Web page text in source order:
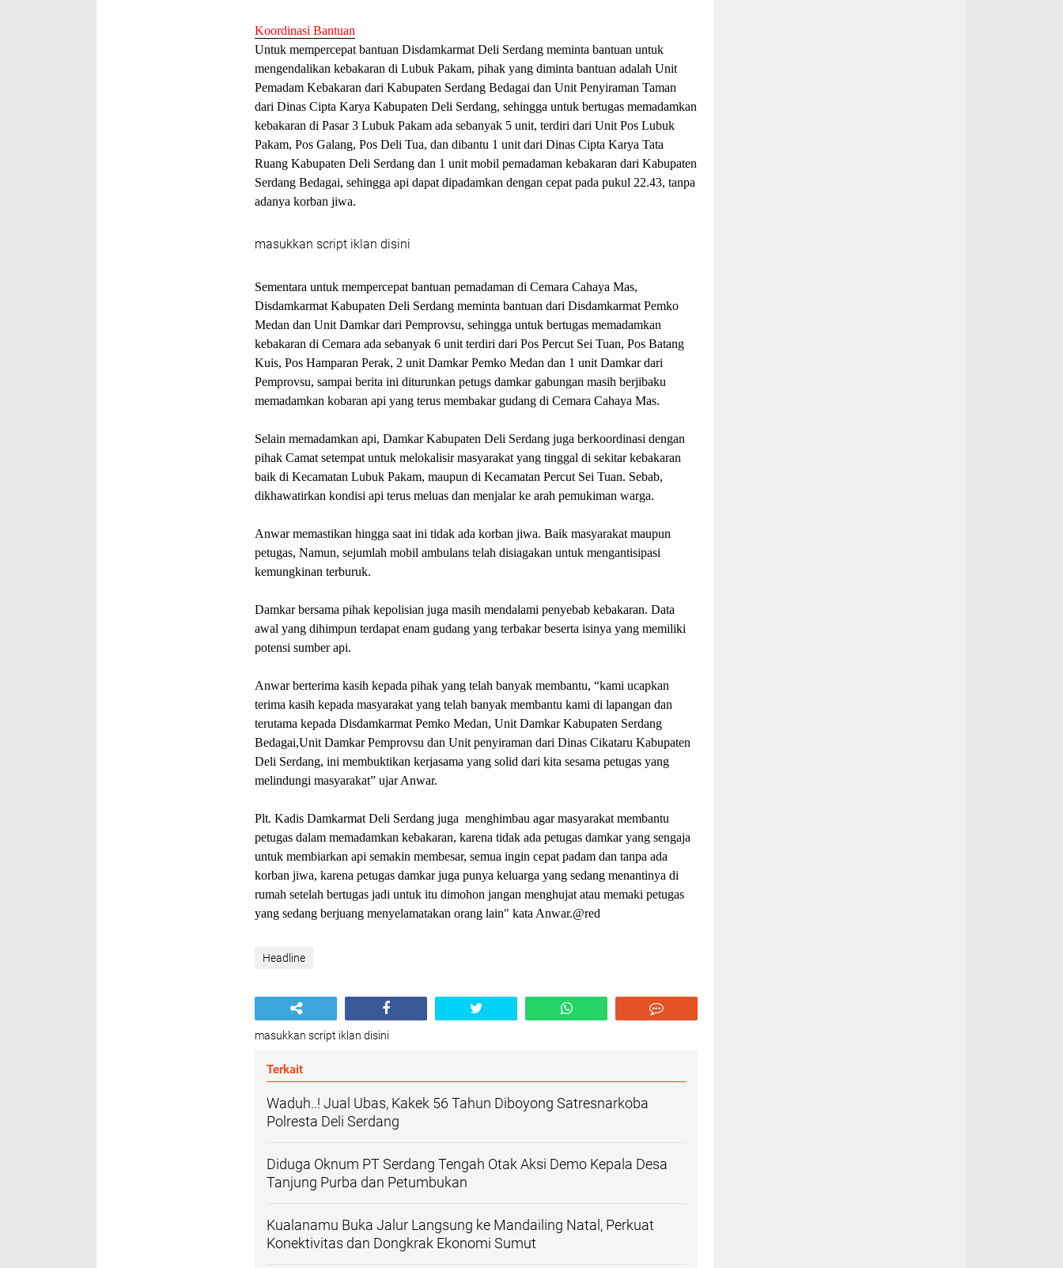
Koordinasi Bantuan
Untuk mempercepat bantuan Disdamkarmat Deli Serdang meminta bantuan untuk
mengendalikan kebakaran di Lubuk Pakam, pihak yang diminta bantuan adalah Unit
Pemadam Kebakaran dari Kabupaten Serdang Bedagai dan Unit Penyiraman Taman
dari Dinas Cipta Karya Kabupaten Deli Serdang, sehingga untuk bertugas memadamkan
kebakaran di Pasar 3 Lubuk Pakam ada sebanyak 5 unit, terdiri dari Unit Pos Lubuk
Pakam, Pos Galang, Pos Deli Tua, dan dibantu 1 unit dari Dinas Cipta Karya Tata
Ruang Kabupaten Deli Serdang dan 1 unit mobil pemadaman kebakaran dari Kabupaten
Serdang Bedagai, sehingga api dapat dipadamkan dengan cepat pada pukul 22.43, tanpa
adanya korban jiwa.
masukkan script iklan disini
Sementara untuk mempercepat bantuan pemadaman di Cemara Cahaya Mas,
Disdamkarmat Kabupaten Deli Serdang meminta bantuan dari Disdamkarmat Pemko
Medan dan Unit Damkar dari Pemprovsu, sehingga untuk bertugas memadamkan
kebakaran di Cemara ada sebanyak 6 unit terdiri dari Pos Percut Sei Tuan, Pos Batang
Kuis, Pos Hamparan Perak, 2 unit Damkar Pemko Medan dan 1 unit Damkar dari
Pemprovsu, sampai berita ini diturunkan petugs damkar gabungan masih berjibaku
memadamkan kobaran api yang terus membakar gudang di Cemara Cahaya Mas.
Selain memadamkan api, Damkar Kabupaten Deli Serdang juga berkoordinasi dengan
pihak Camat setempat untuk melokalisir masyarakat yang tinggal di sekitar kebakaran
baik di Kecamatan Lubuk Pakam, maupun di Kecamatan Percut Sei Tuan. Sebab,
dikhawatirkan kondisi api terus meluas dan menjalar ke arah pemukiman warga.
Anwar memastikan hingga saat ini tidak ada korban jiwa. Baik masyarakat maupun
petugas, Namun, sejumlah mobil ambulans telah disiagakan untuk mengantisipasi
kemungkinan terburuk.
Damkar bersama pihak kepolisian juga masih mendalami penyebab kebakaran. Data
awal yang dihimpun terdapat enam gudang yang terbakar beserta isinya yang memiliki
potensi sumber api.
Anwar berterima kasih kepada pihak yang telah banyak membantu, “kami ucapkan
terima kasih kepada masyarakat yang telah banyak membantu kami di lapangan dan
terutama kepada Disdamkarmat Pemko Medan, Unit Damkar Kabupaten Serdang
Bedagai,Unit Damkar Pemprovsu dan Unit penyiraman dari Dinas Cikataru Kabupaten
Deli Serdang, ini membuktikan kerjasama yang solid dari kita sesama petugas yang
melindungi masyarakat” ujar Anwar.
Plt. Kadis Damkarmat Deli Serdang juga menghimbau agar masyarakat membantu
petugas dalam memadamkan kebakaran, karena tidak ada petugas damkar yang sengaja
untuk membiarkan api semakin membesar, semua ingin cepat padam dan tanpa ada
korban jiwa, karena petugas damkar juga punya keluarga yang sedang menantinya di
rumah setelah bertugas jadi untuk itu dimohon jangan menghujat atau memaki petugas
yang sedang berjuang menyelamatakan orang lain" kata Anwar.@red
Headline
masukkan script iklan disini
Terkait
Waduh..! Jual Ubas, Kakek 56 Tahun Diboyong Satresnarkoba
Polresta Deli Serdang
Diduga Oknum PT Serdang Tengah Otak Aksi Demo Kepala Desa
Tanjung Purba dan Petumbukan
Kualanamu Buka Jalur Langsung ke Mandailing Natal, Perkuat
Konektivitas dan Dongkrak Ekonomi Sumut